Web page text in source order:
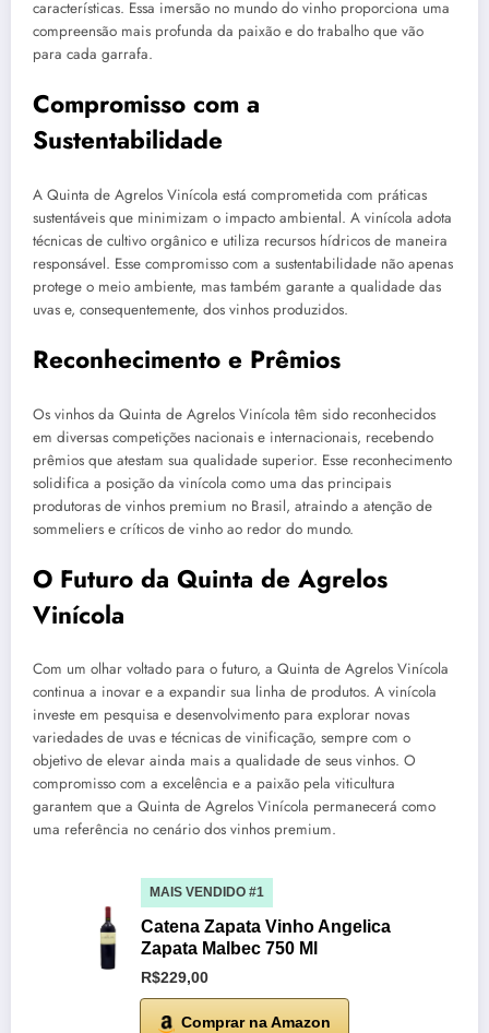
características. Essa imersão no mundo do vinho proporciona uma
compreensão mais profunda da paixão e do trabalho que vão
para cada garrafa.
Compromisso com a
Sustentabilidade
A Quinta de Agrelos Vinícola está comprometida com práticas
sustentáveis que minimizam o impacto ambiental. A vinícola adota
técnicas de cultivo orgânico e utiliza recursos hídricos de maneira
responsável. Esse compromisso com a sustentabilidade não apenas
protege o meio ambiente, mas também garante a qualidade das
uvas e, consequentemente, dos vinhos produzidos.
Reconhecimento e Prêmios
Os vinhos da Quinta de Agrelos Vinícola têm sido reconhecidos
em diversas competições nacionais e internacionais, recebendo
prêmios que atestam sua qualidade superior. Esse reconhecimento
solidifica a posição da vinícola como uma das principais
produtoras de vinhos premium no Brasil, atraindo a atenção de
sommeliers e críticos de vinho ao redor do mundo.
O Futuro da Quinta de Agrelos
Vinícola
Com um olhar voltado para o futuro, a Quinta de Agrelos Vinícola
continua a inovar e a expandir sua linha de produtos. A vinícola
investe em pesquisa e desenvolvimento para explorar novas
variedades de uvas e técnicas de vinificação, sempre com o
objetivo de elevar ainda mais a qualidade de seus vinhos. O
compromisso com a excelência e a paixão pela viticultura
garantem que a Quinta de Agrelos Vinícola permanecerá como
uma referência no cenário dos vinhos premium.
MAIS VENDIDO #1
Catena Zapata Vinho Angelica
Zapata Malbec 750 Ml
R$229,00
Comprar na Amazon